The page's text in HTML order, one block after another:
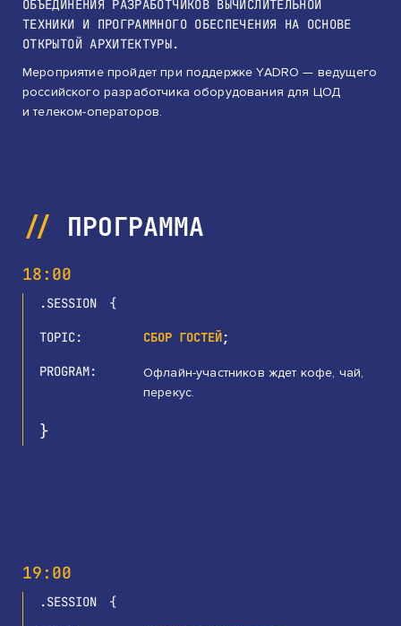
ОБЪЕДИНЕНИЯ РАЗРАБОТЧИКОВ ВЫЧИСЛИТЕЛЬНОЙ
ТЕХНИКИ И ПРОГРАММНОГО ОБЕСПЕЧЕНИЯ НА ОСНОВЕ
ОТКРЫТОЙ АРХИТЕКТУРЫ.
Мероприятие пройдет при поддержке YADRO — ведущего
российского разработчика оборудования для ЦОД
и телеком-операторов.
ПРОГРАММА
18:00
SESSION
TOPIC СБОР ГОСТЕЙ
PROGRAM
Офлайн-участников ждет кофе, чай,
перекус.
19:00
SESSION